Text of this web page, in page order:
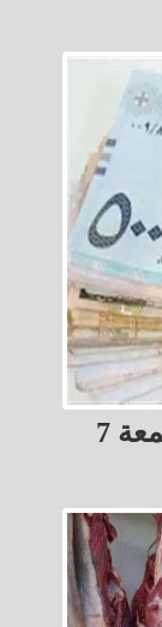
أسعار الريال السعودي اليوم الجمعة 7